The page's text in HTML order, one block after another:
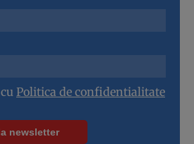
Politica de confidentialitate